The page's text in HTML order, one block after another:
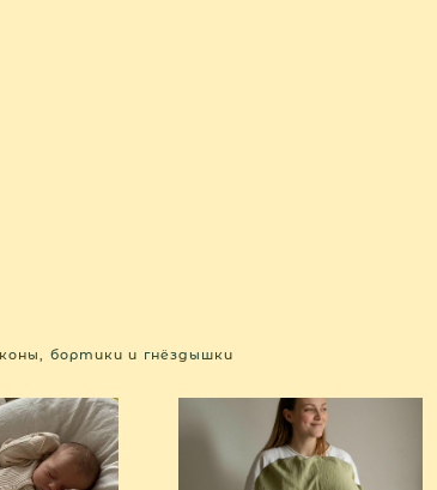
бортики и гнёздышки